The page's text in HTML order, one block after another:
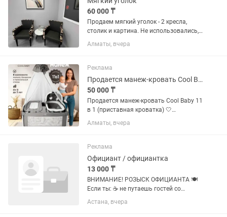
60 000 ₸
Продаем мягкий уголок - 2 кресла,
столик и картина. Не использовались,
новые
Алматы, вчера
Реклама
Продается манеж-кровать Cool Baby 11 в 1 (приставная кроватка)
50 000 ₸
Продается манеж-кровать Cool Baby 11
в 1 (приставная кроватка) 🤍
Практически новая, не
использовалась. Покупали за 65 000
Характеристики: ✅ Приставная
кроватка и...
Алматы, вчера
Реклама
Официант / официантка
13 000 ₸
ВНИМАНИЕ! РОЗЫСК ОФИЦИАНТА 🍽
Если ты: ☕ не путаешь гостей со
столами 😄 умеешь улыбаться даже в
конце смены 🍽 знаешь, что поднос —
Астана, вчера